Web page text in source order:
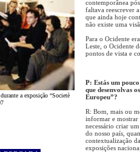
a exposição “Societè
contemporânea
faltava reescrever
que ainda hoje
não existe uma
Para o Ocidente
Leste, o Ocidente
pontos de vista e
P: Estás um
que desenvolvas
Europeu”?
R: Bom, mais ou
informar e mostrar
necessário criar
do nosso país,
contextualização
exposições